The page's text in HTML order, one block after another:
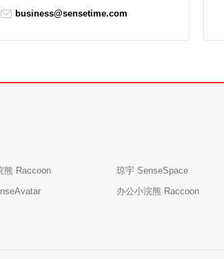
business@sensetime.com
熊 Raccoon 琼宇 SenseSpace
办公小浣熊 Raccoon